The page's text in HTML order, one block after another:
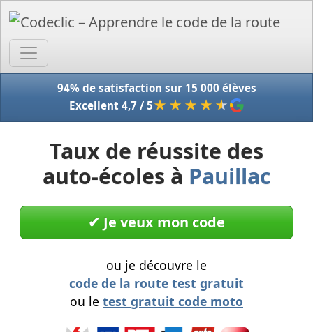
94% de satisfaction sur 15 000 élèves
Excellent 4,7 / 5★★★★ ★
Taux de réussite des
auto-écoles à Pauillac
✔︎ Je veux mon code
ou je découvre le
code de la route test gratuit
ou le test gratuit code moto